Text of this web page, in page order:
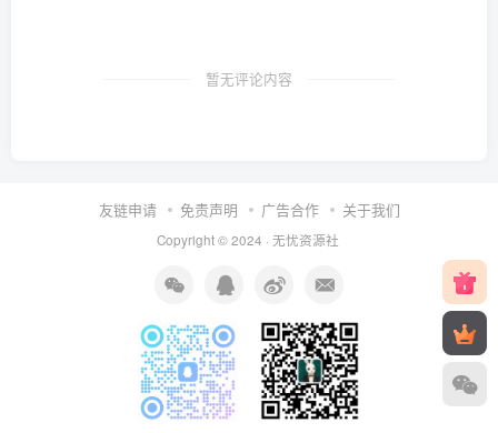
暂无评论内容
友链申请 免责声明 广告合作 关于我们
Copyright © 2024 · 无忧资源社